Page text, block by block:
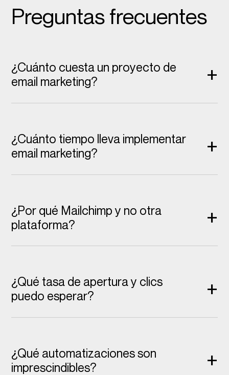
Preguntas frecuentes
¿Cuánto cuesta un proyecto de
email marketing?
+
¿Cuánto tiempo lleva implementar
email marketing?
+
¿Por qué Mailchimp y no otra
plataforma?
+
¿Qué tasa de apertura y clics
puedo esperar?
+
¿Qué automatizaciones son
imprescindibles?
+